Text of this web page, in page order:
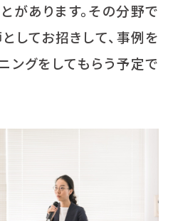
があります。その分野で
してお招きして、事例を
ングをしてもらう予定で